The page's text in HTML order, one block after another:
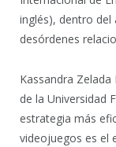
inglés), dentro del
desórdenes
Kassandra
de la Universidad
estrategia más
videojuegos es el